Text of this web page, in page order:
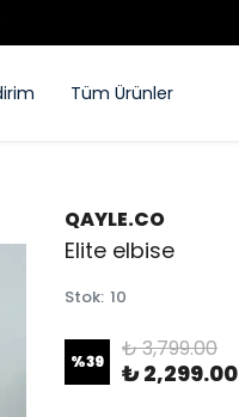
Tüm Ürünler
QAYLE.CO
Elite elbise
Stok: 10
%39 ₺ 3,799.00
₺ 2,299.00